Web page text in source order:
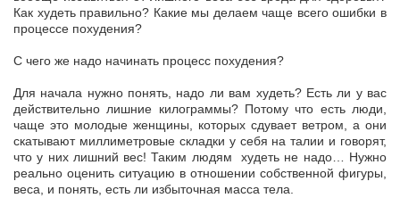
Как худеть правильно? Какие мы делаем чаще всего ошибки в
процессе похудения?
С чего же надо начинать процесс похудения?
Для начала нужно понять, надо ли вам худеть? Есть ли у вас
действительно лишние килограммы? Потому что есть люди,
чаще это молодые женщины, которых сдувает ветром, а они
скатывают миллиметровые складки у себя на талии и говорят,
что у них лишний вес! Таким людям худеть не надо… Нужно
реально оценить ситуацию в отношении собственной фигуры,
веса, и понять, есть ли избыточная масса тела.